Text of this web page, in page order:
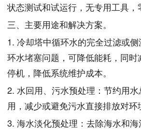
状态测试和试运行，无专用工具，
三、主要用途和解决方案。
1. 冷却塔中循环水的完全过滤或
环水堵塞问题，可降低能耗，同时
停机，降低系统维护成本。
2. 水回用、污水预处理：节约用
用，减少或避免污水直接排放对环
3. 海水淡化预处理：去除海水和